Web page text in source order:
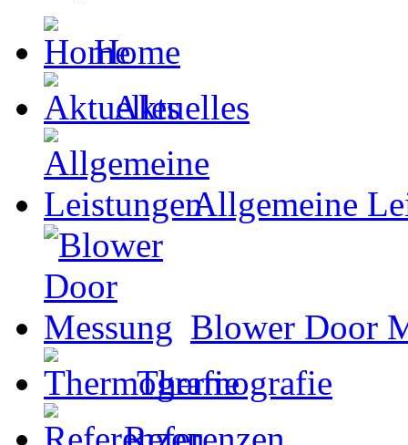
Home
Aktuelles
Allgemeine
Blower Door
Thermografie